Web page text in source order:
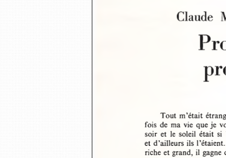
Claude
Tout m’était
fois  de ma vie  que je
soir  et  le  soleil  était
et d’ailleurs ils
riche et grand, il gagne